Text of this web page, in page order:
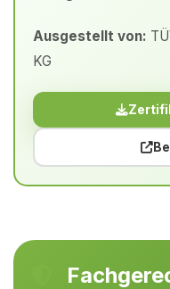
Ausgestellt von:
KG